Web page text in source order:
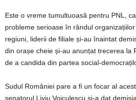
Este o vreme tumultuoasă pentru PNL,
probleme serioase în rândul
regiuni, liderii de filiale și-au înaintat
din orașe cheie și-au anunțat trecerea la
de a candida din partea social-
Sudul României pare a fi un focar al
senatorul Liviu Voiculescu și-a dat